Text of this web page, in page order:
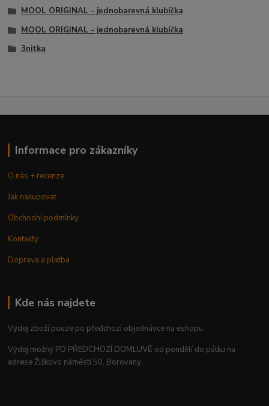
MOOL ORIGINAL - jednobarevná klubíčka
MOOL ORIGINAL - jednobarevná klubíčka
3nitka
Informace pro zákazníky
O nás + recenze
Jak nakupovat
Obchodní podmínky
Kontakty
Doprava a platba
Kde nás najdete
Výdej zboží pouze po předchozí objednávce na eshopu.
Výdej možný PO PŘEDCHOZÍ DOMLUVĚ od pondělí do pátku na
adrese Žižkovo náměstí 50, Borovany.